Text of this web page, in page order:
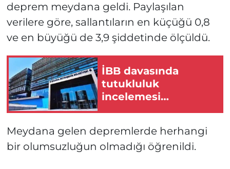
deprem meydana geldi. Paylaşılan
verilere göre, sallantıların en küçüğü 0,8
ve en büyüğü de 3,9 şiddetinde ölçüldü.
İBB davasında
tutukluluk
incelemesi
Meydana gelen depremlerde herhangi
bir olumsuzluğun olmadığı öğrenildi.